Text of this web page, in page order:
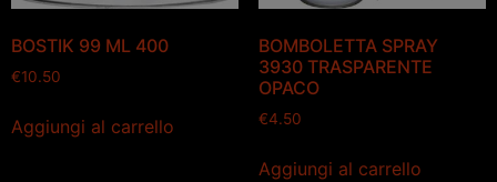
BOSTIK 99 ML 400
€10.50
Aggiungi al carrello
BOMBOLETTA SPRAY
3930 TRASPARENTE
OPACO
€4.50
Aggiungi al carrello